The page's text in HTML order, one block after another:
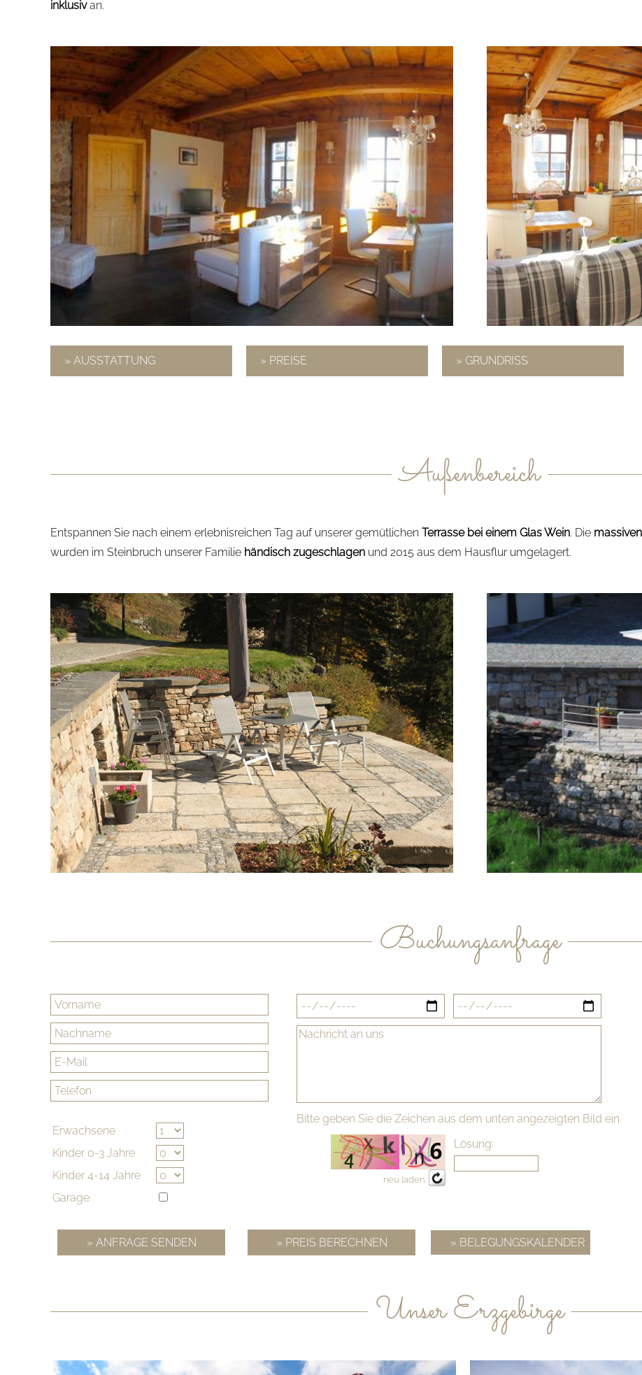
inklusivan.
» AUSSTATTUNG » PREISE » GRUNDRISS
Außenbereich
Entspannen Sie nach einem erlebnisreichen Tag auf unserer gemütlichen Terrasse bei einem Glas Wein. Die
wurden im Steinbruch unserer Familie händisch zugeschlagen und 2015 aus dem Hausflur umgelagert.
Buchungsanfrage
Erwachsene
Kinder 0-3 Jahre
Kinder 4-14 Jahre
Garage
Bitte geben Sie die Zeichen aus dem unten angezeigten Bild ein.
neu laden:
Lösung:
» BELEGUNGSKALENDER
Unser Erzgebirge
»mehr Infos